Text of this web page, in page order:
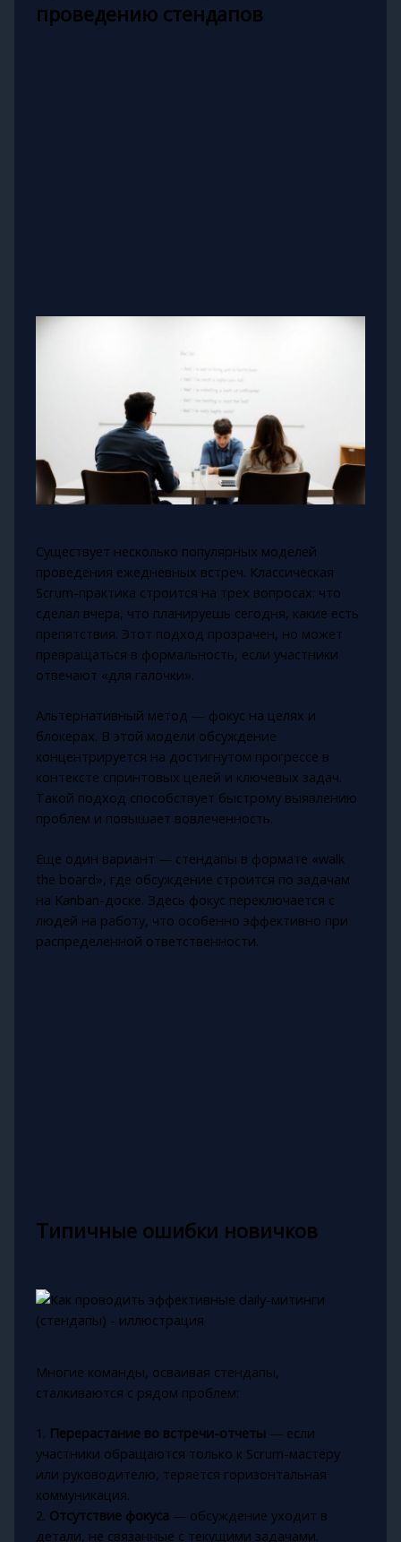
проведению стендапов
Существует несколько популярных моделей
проведения ежедневных встреч. Классическая
Scrum-практика строится на трех вопросах: что
сделал вчера, что планируешь сегодня, какие есть
препятствия. Этот подход прозрачен, но может
превращаться в формальность, если участники
отвечают «для галочки».
Альтернативный метод — фокус на целях и
блокерах. В этой модели обсуждение
концентрируется на достигнутом прогрессе в
контексте спринтовых целей и ключевых задач.
Такой подход способствует быстрому выявлению
проблем и повышает вовлеченность.
Еще один вариант — стендапы в формате «walk
the board», где обсуждение строится по задачам
на Kanban-доске. Здесь фокус переключается с
людей на работу, что особенно эффективно при
распределенной ответственности.
Типичные ошибки новичков
Многие команды, осваивая стендапы,
сталкиваются с рядом проблем:
1. Перерастание во встречи-отчеты— если
участники обращаются только к Scrum-мастеру
или руководителю, теряется горизонтальная
коммуникация.
2. Отсутствие фокуса— обсуждение уходит в
детали, не связанные с текущими задачами.